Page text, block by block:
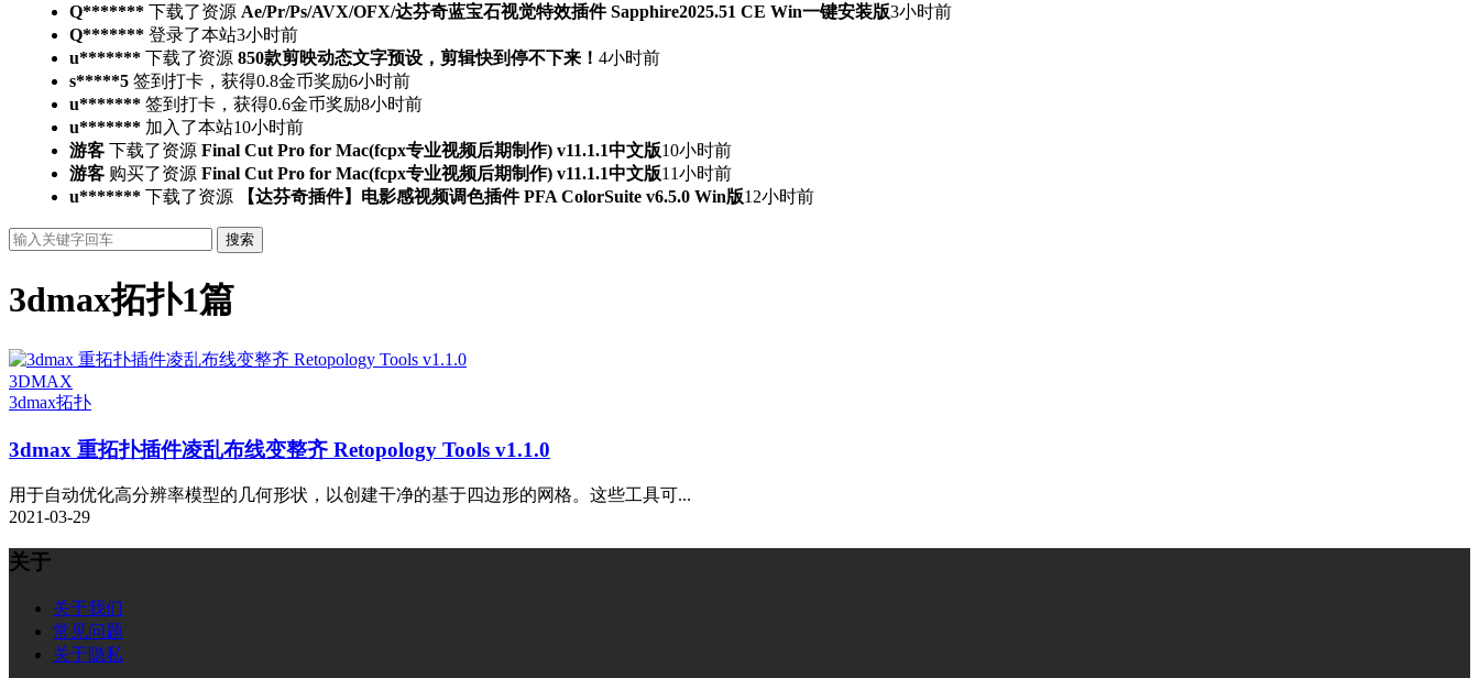
Q******* 下载了资源 Ae/Pr/Ps/AVX/OFX/达芬奇蓝宝石视觉特效插件 Sapphire2025.51 CE Win一键安装版3小时前
Q******* 登录了本站3小时前
u******* 下载了资源 850款剪映动态文字预设，剪辑快到停不下来！ 4小时前
s*****5 签到打卡，获得0.8金币奖励6小时前
u******* 签到打卡，获得0.6金币奖励8小时前
u******* 加入了本站10小时前
游客 下载了资源 Final Cut Pro for Mac(fcpx专业视频后期制作) v11.1.1中文版10小时前
游客 购买了资源 Final Cut Pro for Mac(fcpx专业视频后期制作) v11.1.1中文版11小时前
u******* 下载了资源 【达芬奇插件】电影感视频调色插件 PFA ColorSuite v6.5.0 Win版12小时前
搜索
3dmax拓扑1篇
3DMAX
3dmax拓扑
3dmax 重拓扑插件凌乱布线变整齐 Retopology Tools v1.1.0
用于自动优化高分辨率模型的几何形状，以创建干净的基于四边形的网格。这些工具可...
2021-03-29
关于
关于我们
常见问题
关于隐私